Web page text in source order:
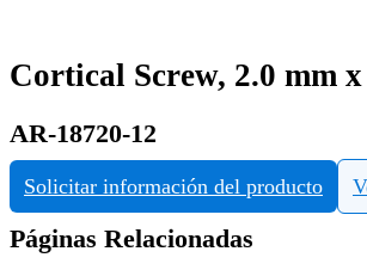
Cortical Screw, 2.0 mm
AR-18720-12
Solicitar información del producto
Páginas Relacionadas